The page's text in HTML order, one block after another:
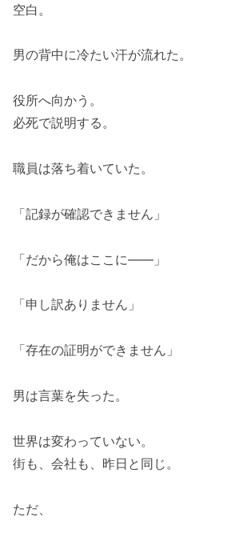
空白。
男の背中に冷たい汗が流れた。
役所へ向かう。
必死で説明する。
職員は落ち着いていた。
「記録が確認できません」
「だから俺はここに――」
「申し訳ありません」
「存在の証明ができません」
男は言葉を失った。
世界は変わっていない。
街も、会社も、昨日と同じ。
ただ、